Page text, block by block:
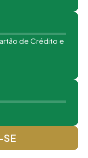
de Crédito e
SE